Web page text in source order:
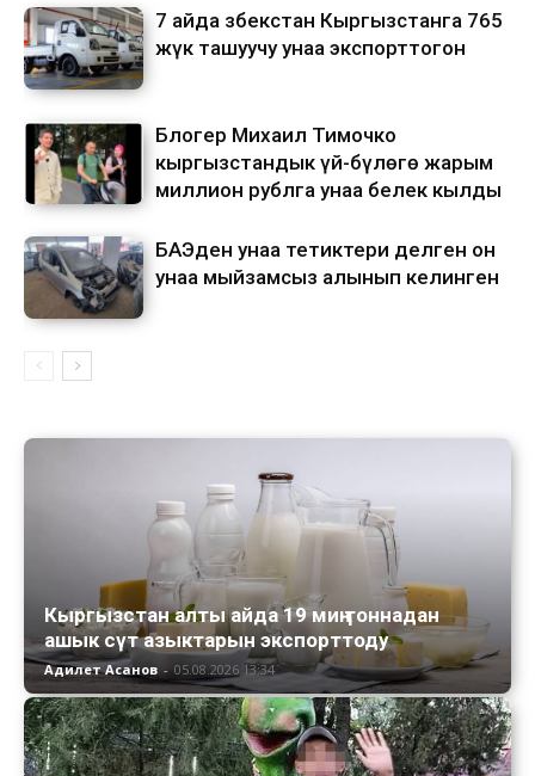
7 айда Өзбекстан Кыргызстанга 765
жүк ташуучу унаа экспорттогон
Блогер Михаил Тимочко
кыргызстандык үй-бүлөгө жарым
миллион рублга унаа белек кылды
БАЭден унаа тетиктери делген он
унаа мыйзамсыз алынып келинген
Кыргызстан алты айда 19 миң тоннадан
ашык сүт азыктарын экспорттоду
Адилет Асанов - 05.08.2026 13:34